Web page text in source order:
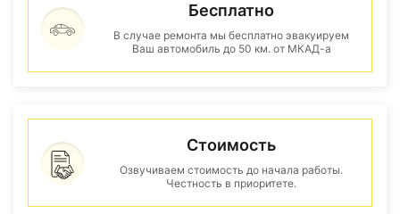
Бесплатно
В случае ремонта мы бесплатно эвакуируем
Ваш автомобиль до 50 км. от МКАД-а
Стоимость
Озвучиваем стоимость до начала работы.
Честность в приоритете.